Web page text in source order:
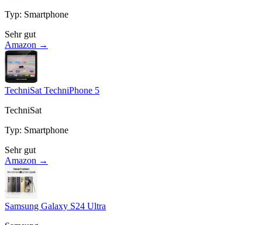
Typ: Smartphone
Sehr gut
Amazon →
TechniSat TechniPhone 5
TechniSat
Typ: Smartphone
Sehr gut
Amazon →
Samsung Galaxy S24 Ultra